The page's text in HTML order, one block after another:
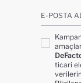
E-POSTA
ticari